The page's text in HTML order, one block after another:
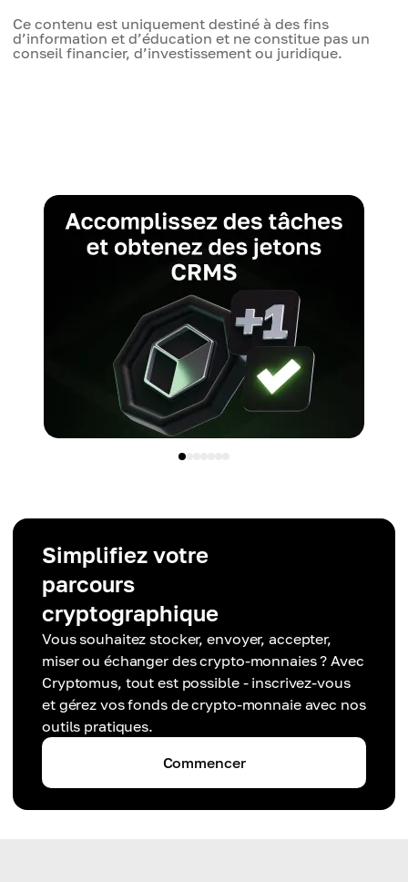
Ce contenu est uniquement destiné à des fins
d’information et d’éducation et ne constitue pas un
conseil financier, d’investissement ou juridique.
Simplifiez votre
parcours
cryptographique
Vous souhaitez stocker, envoyer, accepter,
miser ou échanger des crypto-monnaies ? Avec
Cryptomus, tout est possible - inscrivez-vous
et gérez vos fonds de crypto-monnaie avec nos
outils pratiques.
Commencer